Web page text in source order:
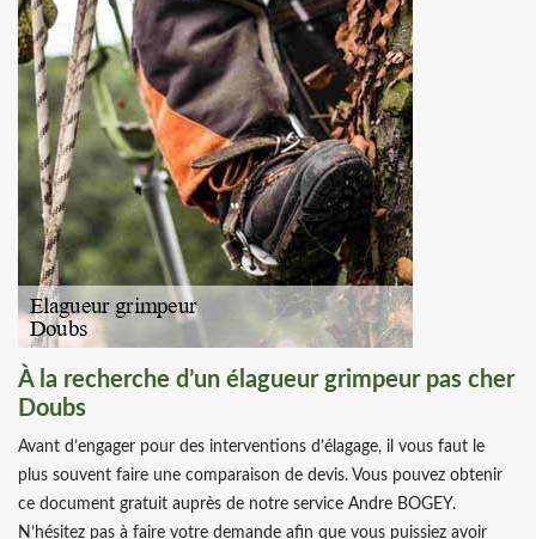
À la recherche d’un élagueur grimpeur pas cher
Doubs
Avant d’engager pour des interventions d’élagage, il vous faut le
plus souvent faire une comparaison de devis. Vous pouvez obtenir
ce document gratuit auprès de notre service Andre BOGEY.
N’hésitez pas à faire votre demande afin que vous puissiez avoir